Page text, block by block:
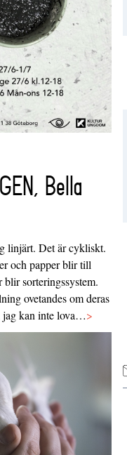
Bella
linjärt. Det är cykliskt.
och papper blir till
sorteringssystem.
ovetandes om deras
jag kan inte lova…>